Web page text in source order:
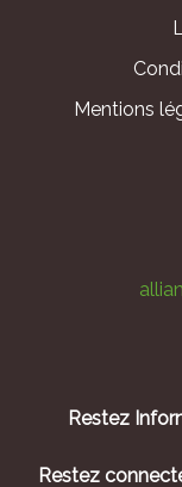
Mentions
Restez
Restez